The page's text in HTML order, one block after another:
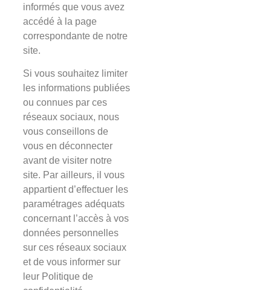
informés que vous avez
accédé à la page
correspondante de notre
site.
Si vous souhaitez limiter
les informations publiées
ou connues par ces
réseaux sociaux, nous
vous conseillons de
vous en déconnecter
avant de visiter notre
site. Par ailleurs, il vous
appartient d’effectuer les
paramétrages adéquats
concernant l’accès à vos
données personnelles
sur ces réseaux sociaux
et de vous informer sur
leur Politique de